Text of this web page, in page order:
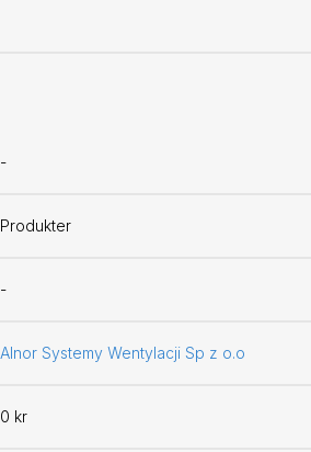
-
Produkter
-
Alnor Systemy Wentylacji Sp z o.o
0 kr